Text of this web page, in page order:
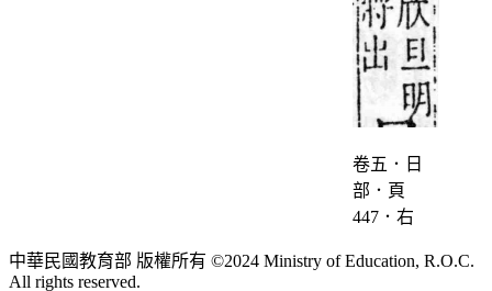
卷五．日
部．頁
447．右
中華民國教育部 版權所有 ©2024 Ministry of Education, R.O.C.
All rights reserved.